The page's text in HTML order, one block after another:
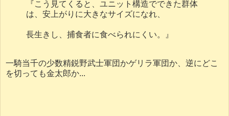
『こう見てくると、ユニット構造でできた群体
は、安上がりに大きなサイズになれ、
長生きし、捕食者に食べられにくい。』
一騎当千の少数精鋭野武士軍団かゲリラ軍団か、逆にどこ
を切っても金太郎か...